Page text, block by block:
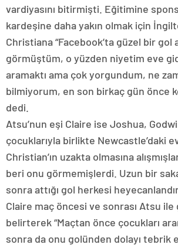
vardiyasını bitirmişti. Eğitimine
kardeşine daha yakın olmak için
Christiana “Facebook’ta güzel bir gol
görmüştüm, o yüzden niyetim eve
aramaktı ama çok yorgundum, ne
bilmiyorum, en son birkaç gün önce
dedi.
Atsu’nun eşi Claire ise Joshua,
çocuklarıyla birlikte Newcastle’daki
Christian’ın uzakta olmasına
beri onu görmemişlerdi. Uzun bir
sonra attığı gol herkesi
Claire maç öncesi ve sonrası Atsu
belirterek “Maçtan önce çocukları
sonra da onu golünden dolayı tebrik